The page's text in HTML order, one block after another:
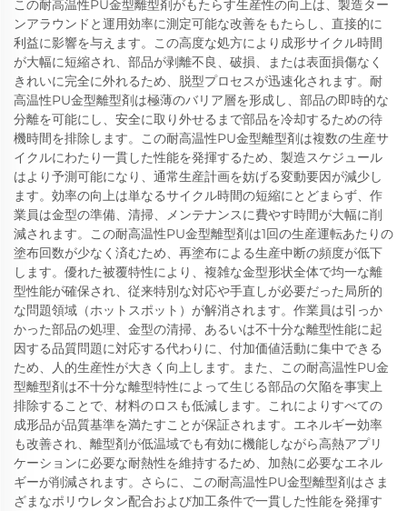
この耐高温性PU金型離型剤がもたらす生産性の向上は、製造ター
ンアラウンドと運用効率に測定可能な改善をもたらし、直接的に
利益に影響を与えます。この高度な処方により成形サイクル時間
が大幅に短縮され、部品が剥離不良、破損、または表面損傷なく
きれいに完全に外れるため、脱型プロセスが迅速化されます。耐
高温性PU金型離型剤は極薄のバリア層を形成し、部品の即時的な
分離を可能にし、安全に取り外せるまで部品を冷却するための待
機時間を排除します。この耐高温性PU金型離型剤は複数の生産サ
イクルにわたり一貫した性能を発揮するため、製造スケジュール
はより予測可能になり、通常生産計画を妨げる変動要因が減少し
ます。効率の向上は単なるサイクル時間の短縮にとどまらず、作
業員は金型の準備、清掃、メンテナンスに費やす時間が大幅に削
減されます。この耐高温性PU金型離型剤は1回の生産運転あたりの
塗布回数が少なく済むため、再塗布による生産中断の頻度が低下
します。優れた被覆特性により、複雑な金型形状全体で均一な離
型性能が確保され、従来特別な対応や手直しが必要だった局所的
な問題領域（ホットスポット）が解消されます。作業員は引っか
かった部品の処理、金型の清掃、あるいは不十分な離型性能に起
因する品質問題に対応する代わりに、付加価値活動に集中できる
ため、人的生産性が大きく向上します。また、この耐高温性PU金
型離型剤は不十分な離型特性によって生じる部品の欠陥を事実上
排除することで、材料のロスも低減します。これによりすべての
成形品が品質基準を満たすことが保証されます。エネルギー効率
も改善され、離型剤が低温域でも有効に機能しながら高熱アプリ
ケーションに必要な耐熱性を維持するため、加熱に必要なエネル
ギーが削減されます。さらに、この耐高温性PU金型離型剤はさま
ざまなポリウレタン配合および加工条件で一貫した性能を発揮す